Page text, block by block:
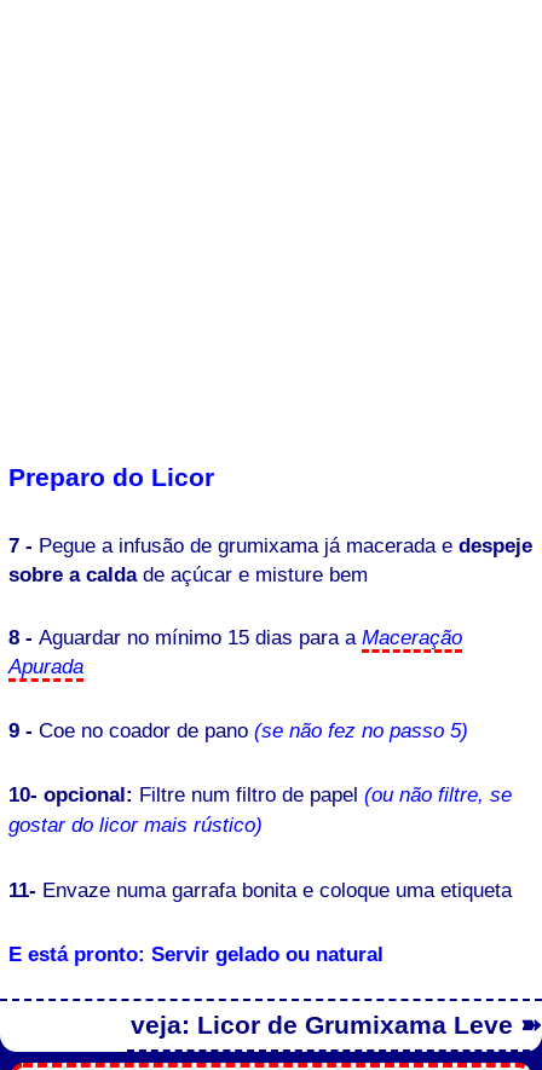
Preparo do Licor
7 - Pegue a infusão de grumixama já macerada edespeje
sobre a caldade açúcar e misture bem
8 -Aguardar no mínimo 15 dias para aMaceração
Apurada
9 -Coe no coador de pano (se não fez no passo 5)
10- opcional: Filtre num filtro de papel (ou não filtre, se
gostar do licor mais rústico)
11- Envaze numa garrafa bonita e coloque uma etiqueta
E está pronto: Servir gelado ou natural
veja: Licor de Grumixama Leve ➽